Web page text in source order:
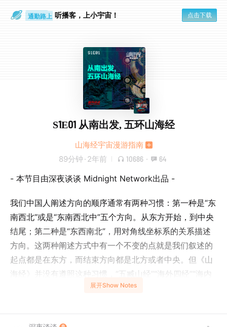
通勤路上 听播客，上小宇宙！ 点击下载
S1E01 从南出发, 五环山海经
山海经宇宙漫游指南
89分钟 · 2年前 10686 · 64
- 本节目由深夜谈谈 Midnight Network出品 -
我们中国人阐述方向的顺序通常有两种习惯：第一种是“东
南西北”或是“东南西北中”五个方向。从东方开始，到中央
结尾；第二种是“东西南北”，用对角线坐标系的关系描述
方向。这两种阐述方式中有一个不变的点就是我们叙述的
起点都是在东方，而结束方向都是北方或者中央。但《山
海经》并没有遵照这种习惯，“五臧山经”“海外四经”“海内
四经”都是从南方开始，以一种有点儿别扭的“南西北东”的
展开Show Notes